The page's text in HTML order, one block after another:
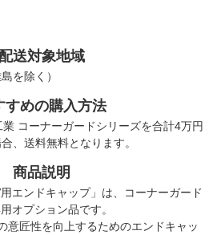
送対象地域
を除く）
すめの購入方法
コーナーガードシリーズを合計4万円
、送料無料となります。
商品説明
エンドキャップ」は、コーナーガード
オプション品です。
意匠性を向上するためのエンドキャッ